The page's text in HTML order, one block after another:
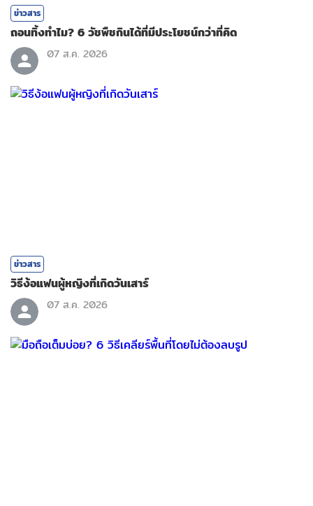
ข่าวสาร
ถอนทิ้งทำไม? 6 วัชพืชกินได้ที่มีประโยชน์กว่าที่คิด
07 ส.ค. 2026
ข่าวสาร
วิธีง้อแฟนผู้หญิงที่เกิดวันเสาร์
07 ส.ค. 2026